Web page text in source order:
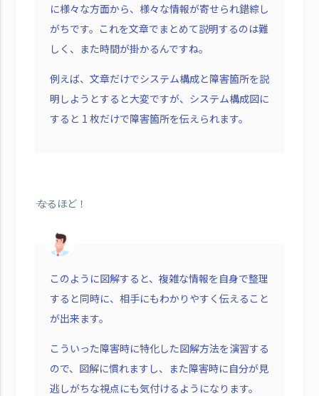
に様々な方面から、様々な情報が寄せられ錯綜し
がちです。これを文章でまとめて説明するのは難
しく、また時間が掛かるんですね。
例えば、文章だけでシステム構成と障害箇所を説
明しようとすると大変ですが、システム構成図に
すると 1 枚だけで障害箇所を伝えられます。
―― なるほど！
このように図解すると、複雑な情報を自身で整理
すると同時に、相手にもわかりやすく伝えること
が出来ます。
こういった障害時に特化した図解方法を演習する
ので、図解に慣れますし、また障害時に自分が見
逃しがちな視点にも気付けるようになります。